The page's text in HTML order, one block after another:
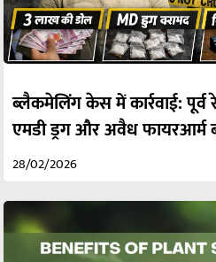
ब्लैकमेलिंग केस में कार्रवाई: पूर्व
एमडी ड्रग और अवैध फायरआर्म
28/02/2026